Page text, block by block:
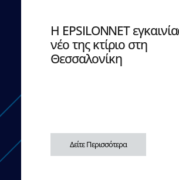
Η EPSILONNET
νέο της κτίριο στη
Θεσσαλονίκη
Δείτε Περισσότερα